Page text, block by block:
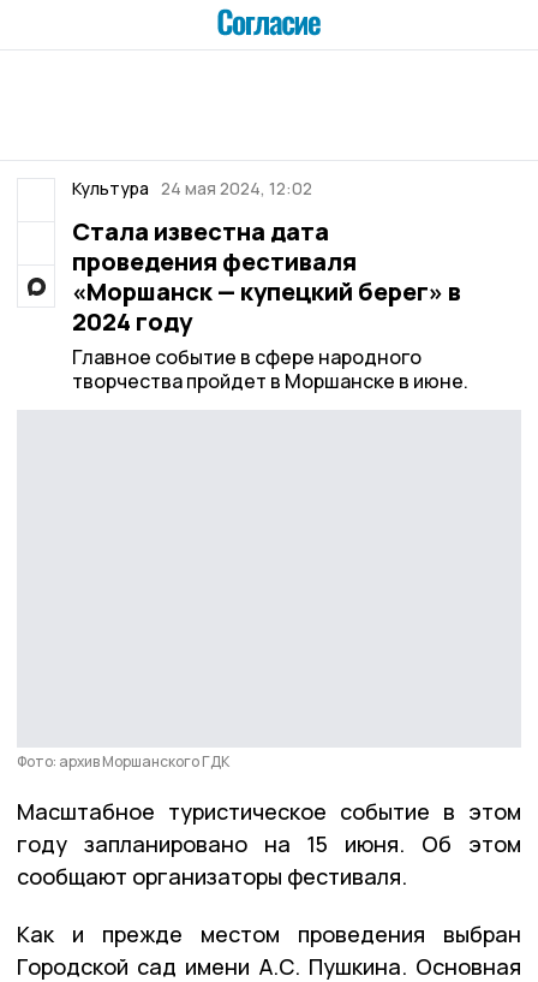
Культура 24 мая 2024, 12:02
Стала известна дата
проведения фестиваля
«Моршанск — купецкий берег» в
2024 году
Главное событие в сфере народного
творчества пройдет в Моршанске в июне.
Фото: архив Моршанского ГДК
Масштабное туристическое событие в этом
году запланировано на 15 июня. Об этом
сообщают организаторы фестиваля.
Как и прежде местом проведения выбран
Городской сад имени А.С. Пушкина. Основная